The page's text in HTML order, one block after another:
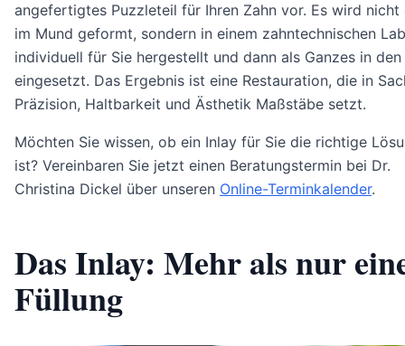
angefertigtes Puzzleteil für Ihren Zahn vor. Es wird
im Mund geformt, sondern in einem zahntechnischen
individuell für Sie hergestellt und dann als Ganzes in den
eingesetzt. Das Ergebnis ist eine Restauration, die in
Präzision, Haltbarkeit und Ästhetik Maßstäbe setzt.
Möchten Sie wissen, ob ein Inlay für Sie die richtige
ist? Vereinbaren Sie jetzt einen Beratungstermin bei Dr.
Christina Dickel über unseren Online-Terminkalender.
Das Inlay: Mehr als nur
Füllung